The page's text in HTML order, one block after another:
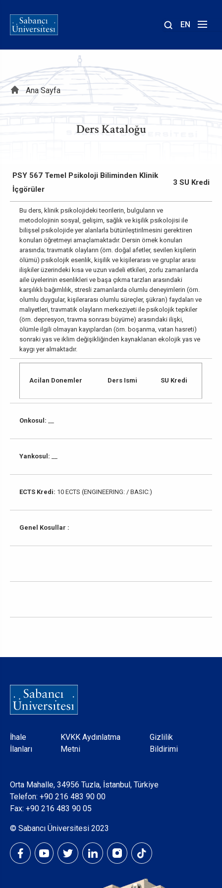
EN
Sayfa
yolu
Ana Sayfa
Ders Kataloğu
PSY 567 Temel Psikoloji Biliminden Klinik
İçgörüler
3 SU Kredi
Bu ders, klinik psikolojideki teorilerin, bulguların ve
metodolojinin sosyal, gelişim, sağlık ve kişilik psikolojisi ile
bilişsel psikolojide yer alanlarla bütünleştirilmesini gerektiren
konuları öğretmeyi amaçlamaktadır. Dersin örnek konuları
arasında; travmatik olayların (örn. doğal afetler, sevilen kişilerin
ölümü) psikolojik esenlik, kişilik ve kişilerarası ve gruplar arası
ilişkiler üzerindeki kısa ve uzun vadeli etkileri, zorlu zamanlarda
aile üyelerinin esenlikleri ve başa çıkma tarzları arasındaki
karşılıklı bağımlılık, stresli zamanlarda olumlu deneyimlerin (örn.
olumlu duygular, kişilerarası olumlu süreçler, şükran) faydaları ve
maliyetleri, travmatik olayların merkeziyeti ile psikolojik tepkiler
(örn. depresyon, travma sonrası büyüme) arasındaki ilişki,
ölümle ilgili olmayan kayıplardan (örn. boşanma, vatan hasreti)
sonraki yas ve iklim değişikliğinden kaynaklanan ekolojik yas ve
kaygı yer almaktadır.
Acilan Donemler Ders Ismi SU Kredi
Onkosul:
Yankosul:
ECTS Kredi: 10 ECTS (ENGINEERING: / BASIC:)
Genel Kosullar :
Dipnot
İhale
İlanları
KVKK Aydınlatma
Metni
Gizlilik
Bildirimi
Orta Mahalle, 34956 Tuzla, İstanbul, Türkiye
Telefon: +90 216 483 90 00
Fax: +90 216 483 90 05
© Sabancı Üniversitesi 2023